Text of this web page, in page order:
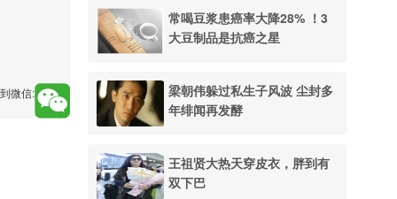
常喝豆浆患癌率大降28% ！3
大豆制品是抗癌之星
梁朝伟躲过私生子风波 尘封多
年绯闻再发酵
王祖贤大热天穿皮衣，胖到有
双下巴
微信: